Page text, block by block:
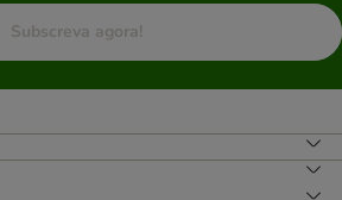
Subscreva agora!